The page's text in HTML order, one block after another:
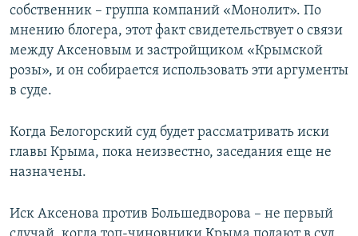
собственник – группа компаний «Монолит». По
мнению блогера, этот факт свидетельствует о связи
между Аксеновым и застройщиком «Крымской
розы», и он собирается использовать эти аргументы
в суде.
Когда Белогорский суд будет рассматривать иски
главы Крыма, пока неизвестно, заседания еще не
назначены.
Иск Аксенова против Большедворова – не первый